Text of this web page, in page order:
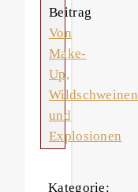
Beitrag
Von
Make-
Up,
Wildschweinen
und
Explosionen
Kategorie: